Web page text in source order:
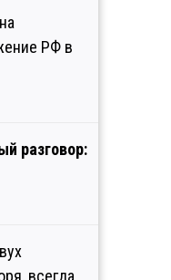
РФ в
разговор:
всегда